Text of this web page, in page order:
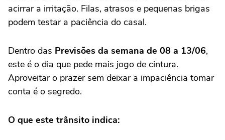
acirrar a irritação. Filas, atrasos e pequenas brigas
podem testar a paciência do casal.
Dentro das Previsões da semana de 08 a 13/06,
este é o dia que pede mais jogo de cintura.
Aproveitar o prazer sem deixar a impaciência tomar
conta é o segredo.
O que este trânsito indica: